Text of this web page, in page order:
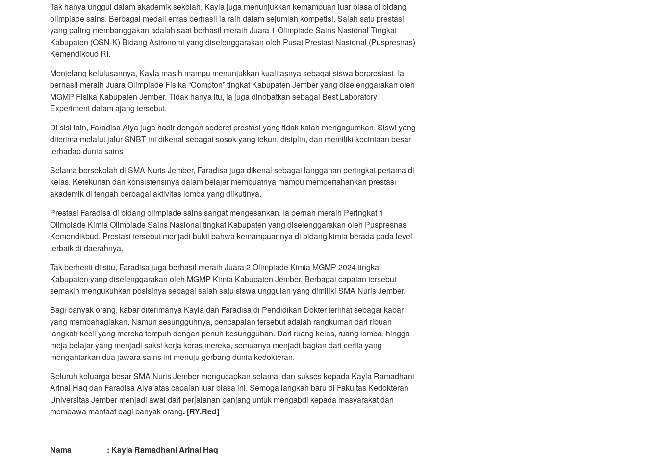
Tak hanya unggul dalam akademik sekolah, Kayla juga menunjukkan kemampuan luar biasa di bidang
olimpiade sains. Berbagai medali emas berhasil ia raih dalam sejumlah kompetisi. Salah satu prestasi
yang paling membanggakan adalah saat berhasil meraih Juara 1 Olimpiade Sains Nasional Tingkat
Kabupaten (OSN-K) Bidang Astronomi yang diselenggarakan oleh Pusat Prestasi Nasional (Puspresnas)
Kemendikbud RI.
Menjelang kelulusannya, Kayla masih mampu menunjukkan kualitasnya sebagai siswa berprestasi. Ia
berhasil meraih Juara Olimpiade Fisika “Compton” tingkat Kabupaten Jember yang diselenggarakan oleh
MGMP Fisika Kabupaten Jember. Tidak hanya itu, ia juga dinobatkan sebagai Best Laboratory
Experiment dalam ajang tersebut.
Di sisi lain, Faradisa Alya juga hadir dengan sederet prestasi yang tidak kalah mengagumkan. Siswi yang
diterima melalui jalur SNBT ini dikenal sebagai sosok yang tekun, disiplin, dan memiliki kecintaan besar
terhadap dunia sains
Selama bersekolah di SMA Nuris Jember, Faradisa juga dikenal sebagai langganan peringkat pertama di
kelas. Ketekunan dan konsistensinya dalam belajar membuatnya mampu mempertahankan prestasi
akademik di tengah berbagai aktivitas lomba yang diikutinya.
Prestasi Faradisa di bidang olimpiade sains sangat mengesankan. Ia pernah meraih Peringkat 1
Olimpiade Kimia Olimpiade Sains Nasional tingkat Kabupaten yang diselenggarakan oleh Puspresnas
Kemendikbud. Prestasi tersebut menjadi bukti bahwa kemampuannya di bidang kimia berada pada level
terbaik di daerahnya.
Tak berhenti di situ, Faradisa juga berhasil meraih Juara 2 Olimpiade Kimia MGMP 2024 tingkat
Kabupaten yang diselenggarakan oleh MGMP Kimia Kabupaten Jember. Berbagai capaian tersebut
semakin mengukuhkan posisinya sebagai salah satu siswa unggulan yang dimiliki SMA Nuris Jember.
Bagi banyak orang, kabar diterimanya Kayla dan Faradisa di Pendidikan Dokter terlihat sebagai kabar
yang membahagiakan. Namun sesungguhnya, pencapaian tersebut adalah rangkuman dari ribuan
langkah kecil yang mereka tempuh dengan penuh kesungguhan. Dari ruang kelas, ruang lomba, hingga
meja belajar yang menjadi saksi kerja keras mereka, semuanya menjadi bagian dari cerita yang
mengantarkan dua jawara sains ini menuju gerbang dunia kedokteran.
Seluruh keluarga besar SMA Nuris Jember mengucapkan selamat dan sukses kepada Kayla Ramadhani
Arinal Haq dan Faradisa Alya atas capaian luar biasa ini. Semoga langkah baru di Fakultas Kedokteran
Universitas Jember menjadi awal dari perjalanan panjang untuk mengabdi kepada masyarakat dan
membawa manfaat bagi banyak orang. [RY.Red]
Nama : Kayla Ramadhani Arinal Haq